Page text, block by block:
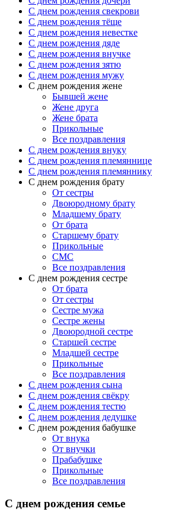
C днем рождения свекрови
C днем рождения тёще
C днем рождения невестке
C днем рождения дяде
C днем рождения внучке
C днем рождения зятю
C днем рождения мужу
С днем рождения жене
Бывшей жене
Жене друга
Жене брата
Прикольные
Все поздравления
C днем рождения внуку
C днем рождения племяннице
C днем рождения племяннику
C днем рождения брату
От сестры
Двоюродному брату
Младшему брату
От брата
Старшему брату
Прикольные
СМС
Все поздравления
С днем рождения сестре
От брата
От сестры
Сестре мужа
Сестре жены
Двоюродной сестре
Старшей сестре
Младшей сестре
Прикольные
Все поздравления
C днем рождения сына
C днем рождения свёкру
C днем рождения тестю
С днем рождения дедушке
С днем рождения бабушке
От внука
От внучки
Прабабушке
Прикольные
Все поздравления
С днем рождения семье